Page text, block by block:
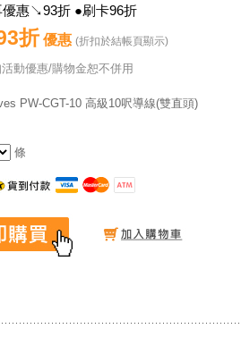
惠↘93折 ●刷卡96折
折優惠 (折扣於結帳頁顯示)
動優惠/購物金恕不併用
PW-CGT-10 高級10呎導線(雙直頭)
條